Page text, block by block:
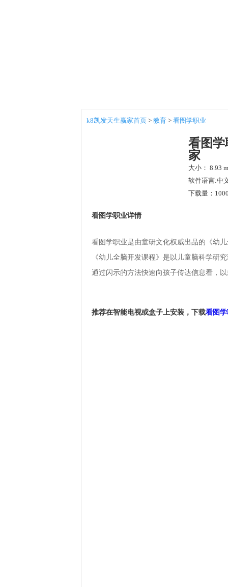
k8凯发天生赢家首页 > 教育 > 看图学职业
看图
家
大小： 8.93
软件语言:中
下载量：
看图学职业详情
看图学职业是由童研文化权威出品的《幼
《幼儿全脑开发课程》是以儿童脑科学研
通过闪示的方法快速向孩子传达信息看，
推荐在智能电视或盒子上安装，下载看图